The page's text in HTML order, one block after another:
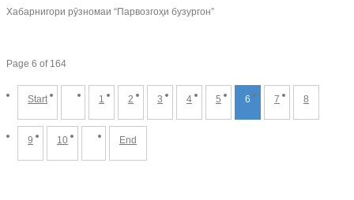
Хабарнигори рӯзномаи “Парвозгоҳи бузургон”
Page 6 of 164
Start 1 2 3 4 5 6 7 8
9 10 End